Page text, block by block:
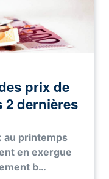
prix de
2 dernières
au printemps
en exergue
b…